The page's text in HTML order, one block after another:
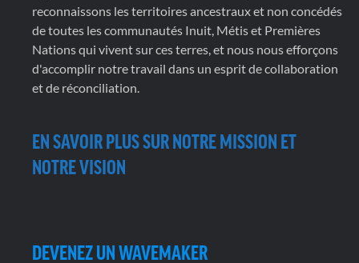
reconnaissons les territoires ancestraux et non concédés
de toutes les communautés Inuit, Métis et Premières
Nations qui vivent sur ces terres, et nous nous efforçons
d'accomplir notre travail dans un esprit de collaboration
et de réconciliation.
EN SAVOIR PLUS SUR NOTRE MISSION ET
NOTRE VISION
DEVENEZ UN WAVEMAKER